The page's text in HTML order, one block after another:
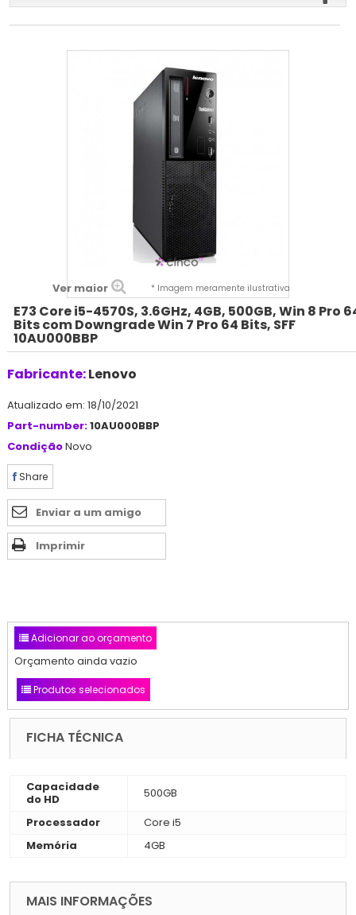
Ver maior * Imagem meramente ilustrativa
E73 Core i5-4570S, 3.6GHz, 4GB, 500GB, Win 8 Pro
Bits com Downgrade Win 7 Pro 64 Bits, SFF
10AU000BBP
Fabricante:Lenovo
Atualizado em: 18/10/2021
Part-number:10AU000BBP
CondiçãoNovo
Share
Enviar a um amigo
Imprimir
Adicionar ao orçamento
Orçamento ainda vazio
Produtos selecionados
FICHA TÉCNICA
Capacidade
do HD
500GB
Processador
Core i5
Memória
4GB
MAIS INFORMAÇÕES